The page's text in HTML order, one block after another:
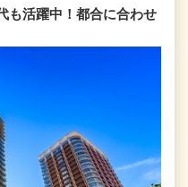
も活躍中！都合に合わせ